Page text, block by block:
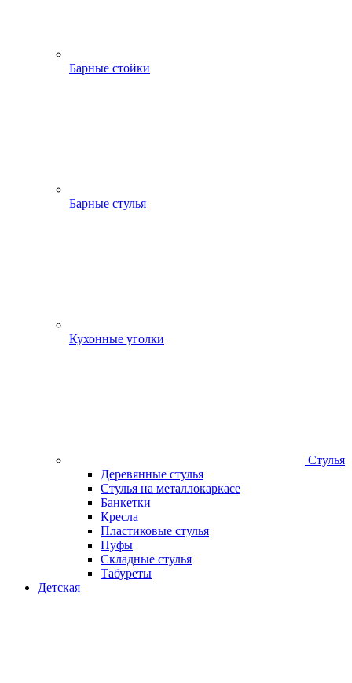
Барные стойки
Барные стулья
Кухонные уголки
Стулья
Деревянные стулья
Стулья на металлокаркасе
Банкетки
Кресла
Пластиковые стулья
Пуфы
Складные стулья
Табуреты
Детская